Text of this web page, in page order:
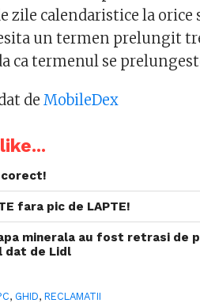
zile calendaristice la orice
un termen prelungit
ca termenul se
deMobileDex
corect!
fara pic de LAPTE!
minerala au fost retrasi de
dat de Lidl
, GHID,RECLAMATII